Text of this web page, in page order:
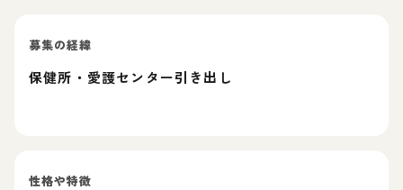
募集の経緯
保健所・愛護センター引き出し
性格や特徴